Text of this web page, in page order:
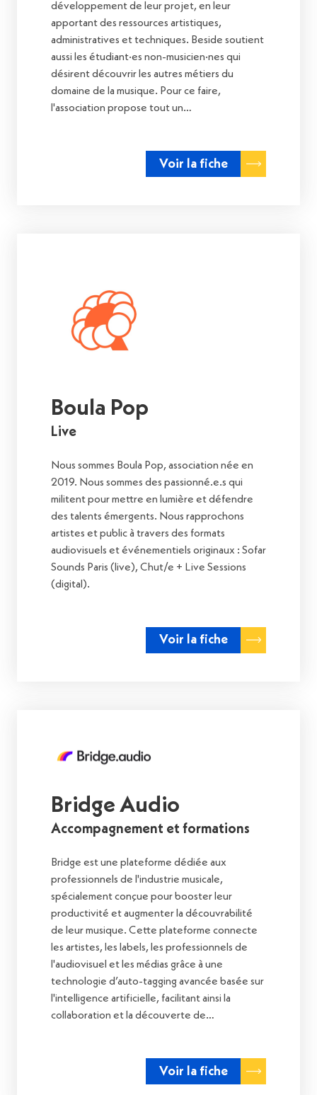
développement de leur projet, en leur
apportant des ressources artistiques,
administratives et techniques. Beside soutient
aussi les étudiant·es non-musicien·nes qui
désirent découvrir les autres métiers du
domaine de la musique. Pour ce faire,
l'association propose tout un…
Voir la fiche
Boula Pop
Live
Nous sommes Boula Pop, association née en
2019. Nous sommes des passionné.e.s qui
militent pour mettre en lumière et défendre
des talents émergents. Nous rapprochons
artistes et public à travers des formats
audiovisuels et événementiels originaux : Sofar
Sounds Paris (live), Chut/e + Live Sessions
(digital).
Voir la fiche
Bridge Audio
Accompagnement et formations
Bridge est une plateforme dédiée aux
professionnels de l'industrie musicale,
spécialement conçue pour booster leur
productivité et augmenter la découvrabilité
de leur musique. Cette plateforme connecte
les artistes, les labels, les professionnels de
l'audiovisuel et les médias grâce à une
technologie d’auto-tagging avancée basée sur
l'intelligence artificielle, facilitant ainsi la
collaboration et la découverte de…
Voir la fiche